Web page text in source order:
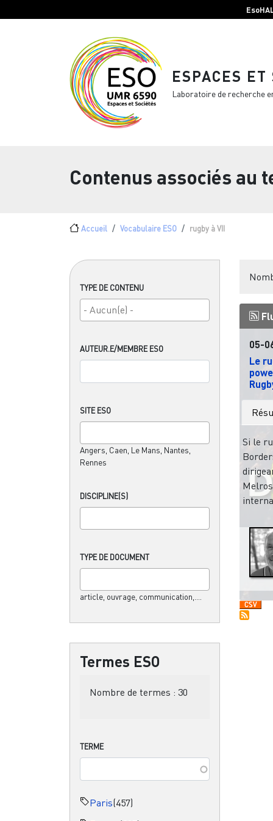
ESPACES ET
Laboratoire de recherche
Contenus associés au
Fil d'Ariane
Accueil Vocabulaire ESO rugby à VII
TYPE DE CONTENU
AUTEUR.E/MEMBRE ESO
SITE ESO
Angers, Caen, Le Mans, Nantes,
Rennes
DISCIPLINE(S)
TYPE DE DOCUMENT
article, ouvrage, communication,....
Termes ESO
Nombre de termes : 30
TERME
Paris(457)
05-
Le
Si le